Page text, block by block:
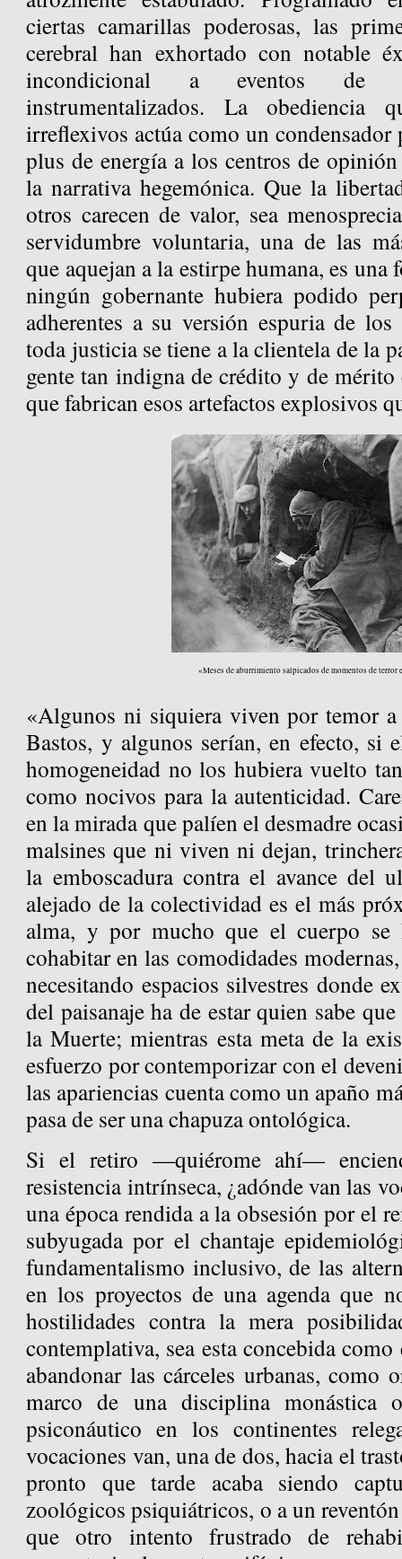
ciertas camarillas poderosas, las
cerebral han exhortado con notable
incondicional a eventos de
instrumentalizados. La obediencia
irreflexivos actúa como un
plus de energía a los centros de
la narrativa hegemónica. Que la
otros carecen de valor, sea
servidumbre voluntaria, una de las
que aquejan a la estirpe humana, es una
ningún gobernante hubiera podido
adherentes a su versión espuria de
toda justicia se tiene a la clientela de la
gente tan indigna de crédito y de
que fabrican esos artefactos explosivos
«Meses de aburrimiento salpicados de momentos de terror
«Algunos ni siquiera viven por temor
Bastos, y algunos serían, en efecto, si
homogeneidad no los hubiera vuelto
como nocivos para la autenticidad.
en la mirada que palíen el desmadre
malsines que ni viven ni dejan,
la emboscadura contra el avance del
alejado de la colectividad es el más
alma, y por mucho que el cuerpo se
cohabitar en las comodidades
necesitando espacios silvestres donde
del paisanaje ha de estar quien sabe
la Muerte; mientras esta meta de la
esfuerzo por contemporizar con el
las apariencias cuenta como un apaño
pasa de ser una chapuza ontológica.
Si el retiro —quiérome ahí—
resistencia intrínseca, ¿adónde van las
una época rendida a la obsesión por el
subyugada por el chantaje
fundamentalismo inclusivo, de las
en los proyectos de una agenda que
hostilidades contra la mera
contemplativa, sea esta concebida
abandonar las cárceles urbanas, como
marco de una disciplina monástica
psiconáutico en los continentes
vocaciones van, una de dos, hacia el
pronto que tarde acaba siendo
zoológicos psiquiátricos, o a un
que otro intento frustrado de